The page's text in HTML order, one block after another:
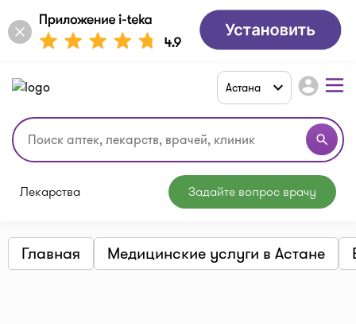
search
Астана account_circle
Лекарства Задайте вопрос врачу
Главная Медицинские услуги в Астане